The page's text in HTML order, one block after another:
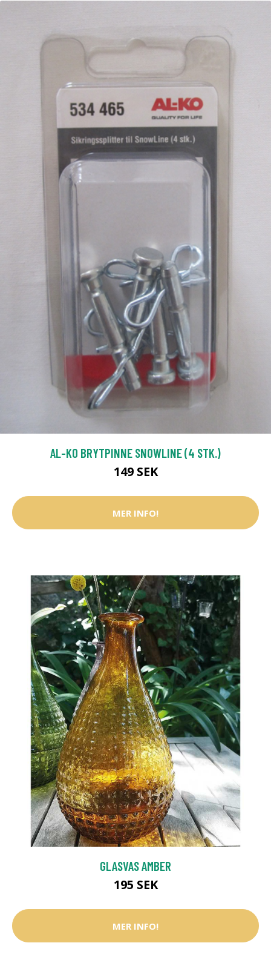
AL-KO BRYTPINNE SNOWLINE (4 STK.)
149 SEK
MER INFO!
GLASVAS AMBER
195 SEK
MER INFO!